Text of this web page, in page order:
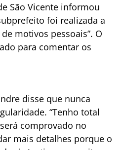
São Vicente informou
foi realizada a
motivos pessoais”. O
para comentar os
disse que nunca
“Tenho total
comprovado no
mais detalhes porque o